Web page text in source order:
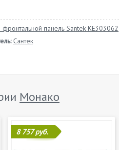
панель Santek KE303062
Сантек
Монако
8 757 руб.